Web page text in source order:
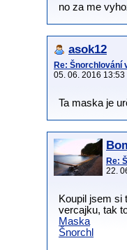
no za me
asok12
Re: Šnorchlování
05. 06. 2016 13:53
Ta maska je
Re:
22.
Koupil jsem si
vercajku, tak
Maska
Šnorchl